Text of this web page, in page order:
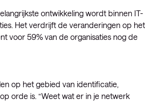
ontwikkeling wordt binnen IT-
Het verdrijft de veranderingen op het
voor 59% van de organisaties nog de
op het gebied van identificatie,
orde is. “Weet wat er in je netwerk